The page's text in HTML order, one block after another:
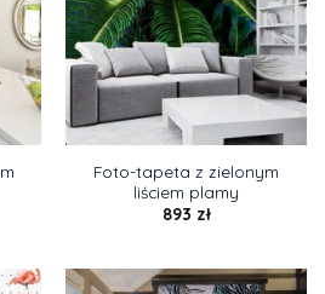
Foto-tapeta z zielonym
liściem plamy
893 zł